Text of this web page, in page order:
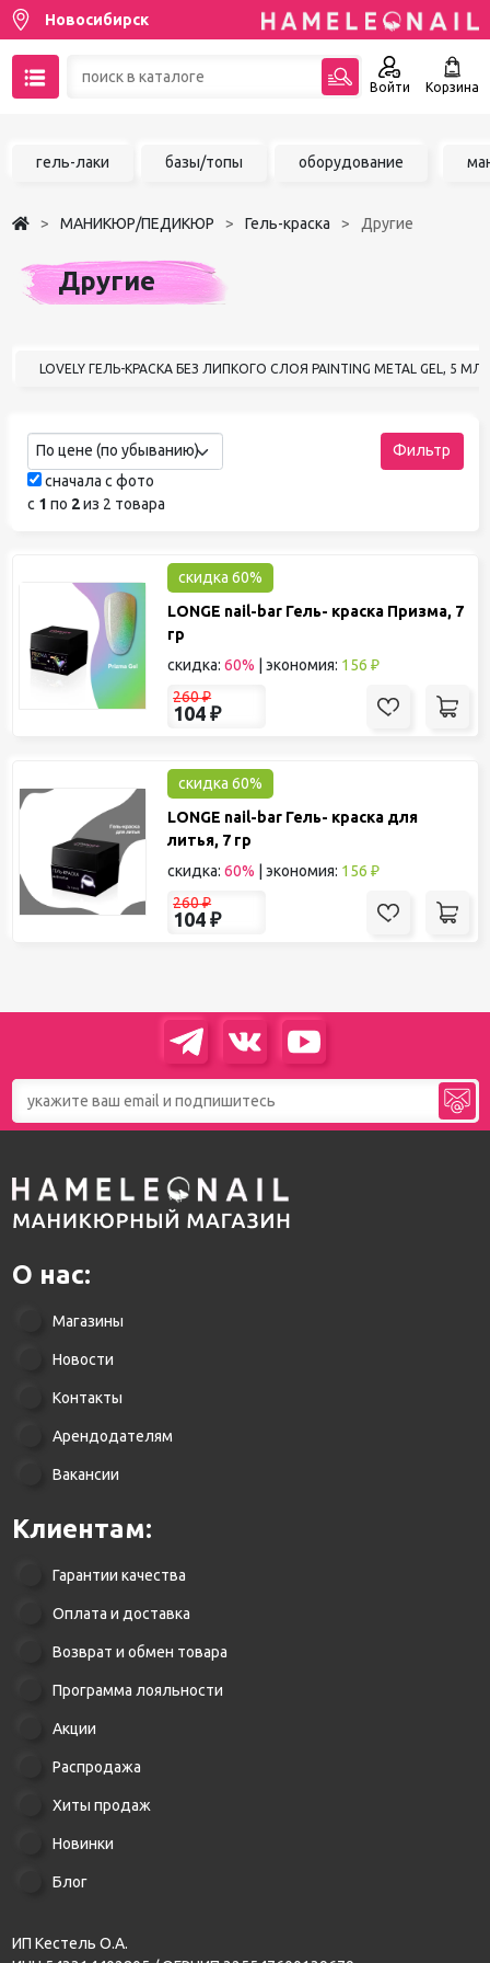
Новосибирск
Войти Корзина
Акции
гель-лаки базы/топы оборудование
МАНИКЮР/ПЕДИКЮР Гель-краска Другие
Другие
LOVELY ГЕЛЬ-КРАСКА БЕЗ ЛИПКОГО СЛОЯ PAINTING METAL GEL, 5 МЛ
По цене (по убыванию)
Фильтр
сначала с фото
с 1 по 2из 2 товара
скидка 60%
LONGE nail-bar Гель- краска Призма, 7
гр
скидка:60% |экономия: 156 ₽
260₽
104 ₽
скидка 60%
LONGE nail-bar Гель- краска для
литья, 7 гр
скидка:60% |экономия: 156 ₽
260₽
104 ₽
О нас:
Магазины
Новости
Контакты
Арендодателям
Вакансии
Клиентам:
Гарантии качества
Оплата и доставка
Возврат и обмен товара
Программа лояльности
Акции
Распродажа
Хиты продаж
Новинки
Блог
ИП Кестель О.А.